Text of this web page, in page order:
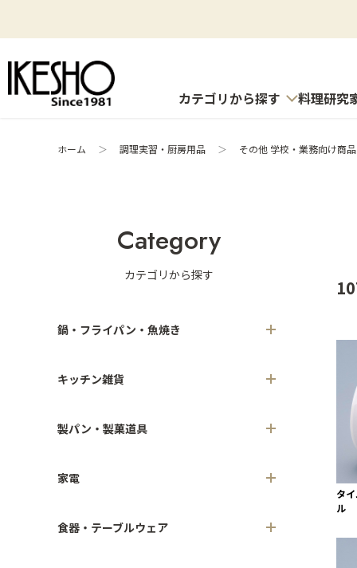
カテゴリから探す 料理研究
ホーム ＞ 調理実習・厨房用品 ＞ その他 学校・業務向け商品
Category
カテゴリから探す
鍋・フライパン・魚焼き
キッチン雑貨
製パン・製菓道具
家電
食器・テーブルウェア
タ
ル